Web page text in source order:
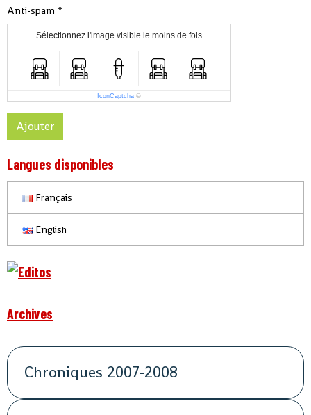
Anti-spam
Sélectionnez l'image visible le moins de fois
IconCaptcha ©
Ajouter
Langues disponibles
Français
English
Archives
Chroniques 2007-2008